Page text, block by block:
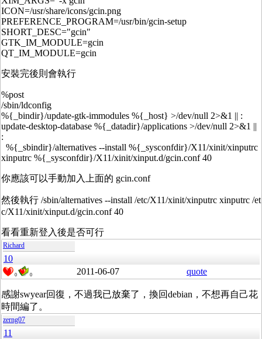
ICON=/usr/share/icons/gcin.png
PREFERENCE_PROGRAM=/usr/bin/gcin-setup
SHORT_DESC="gcin"
GTK_IM_MODULE=gcin
QT_IM_MODULE=gcin
安裝完後則會執行
%post
/sbin/ldconfig
%{_bindir}/update-gtk-immodules %{_host} >/dev/null 2>&1 || :
update-desktop-database %{_datadir}/applications >/dev/null 2>&1 ||
:
%{_sbindir}/alternatives --install %{_sysconfdir}/X11/xinit/xinputrc
xinputrc %{_sysconfdir}/X11/xinit/xinput.d/gcin.conf 40
你應該可以手動加入上面的 gcin.conf
然後執行 /sbin/alternatives --install /etc/X11/xinit/xinputrc xinputrc /et
c/X11/xinit/xinput.d/gcin.conf 40
看看重新登入後是否可行
Richard
10
0 0 2011-06-07 quote
感謝swyear回復，不過我已放棄了，換回debian，不想再自己花
時間編了。
zerng07
11